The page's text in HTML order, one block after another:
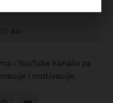
NAS
i YouTube kanalu za
i motivacije: